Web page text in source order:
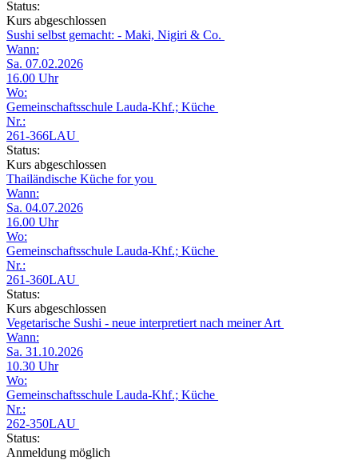
Status:
Kurs abgeschlossen
Sushi selbst gemacht: - Maki, Nigiri & Co.
Wann:
Sa. 07.02.2026
16.00 Uhr
Wo:
Gemeinschaftsschule Lauda-Khf.; Küche
Nr.:
261-366LAU
Status:
Kurs abgeschlossen
Thailändische Küche for you
Wann:
Sa. 04.07.2026
16.00 Uhr
Wo:
Gemeinschaftsschule Lauda-Khf.; Küche
Nr.:
261-360LAU
Status:
Kurs abgeschlossen
Vegetarische Sushi - neue interpretiert nach meiner Art
Wann:
Sa. 31.10.2026
10.30 Uhr
Wo:
Gemeinschaftsschule Lauda-Khf.; Küche
Nr.:
262-350LAU
Status:
Anmeldung möglich